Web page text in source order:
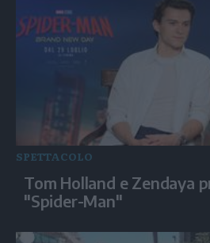
SPETTACOLO
Tom Holland e Zendaya
"Spider-Man"